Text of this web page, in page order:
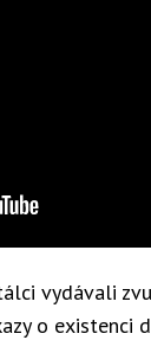
vydávali
o existenci